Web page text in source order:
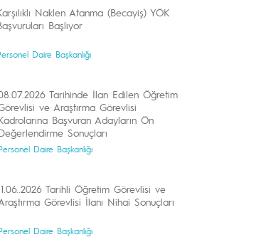
Naklen Atanma (Becayiş) YÖK
Başlıyor
Daire Başkanlığı
Tarihinde İlan Edilen Öğretim
ve Araştırma Görevlisi
Başvuran Adayların Ön
Sonuçları
Daire Başkanlığı
Tarihli Öğretim Görevlisi ve
Görevlisi İlanı Nihai Sonuçları
Daire Başkanlığı